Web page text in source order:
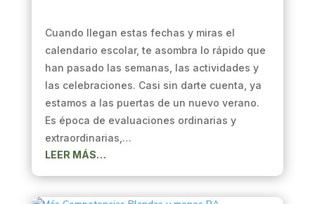
Cuando llegan estas fechas y miras el
calendario escolar, te asombra lo rápido que
han pasado las semanas, las actividades y
las celebraciones. Casi sin darte cuenta, ya
estamos a las puertas de un nuevo verano.
Es época de evaluaciones ordinarias y
extraordinarias,…
LEER MÁS…